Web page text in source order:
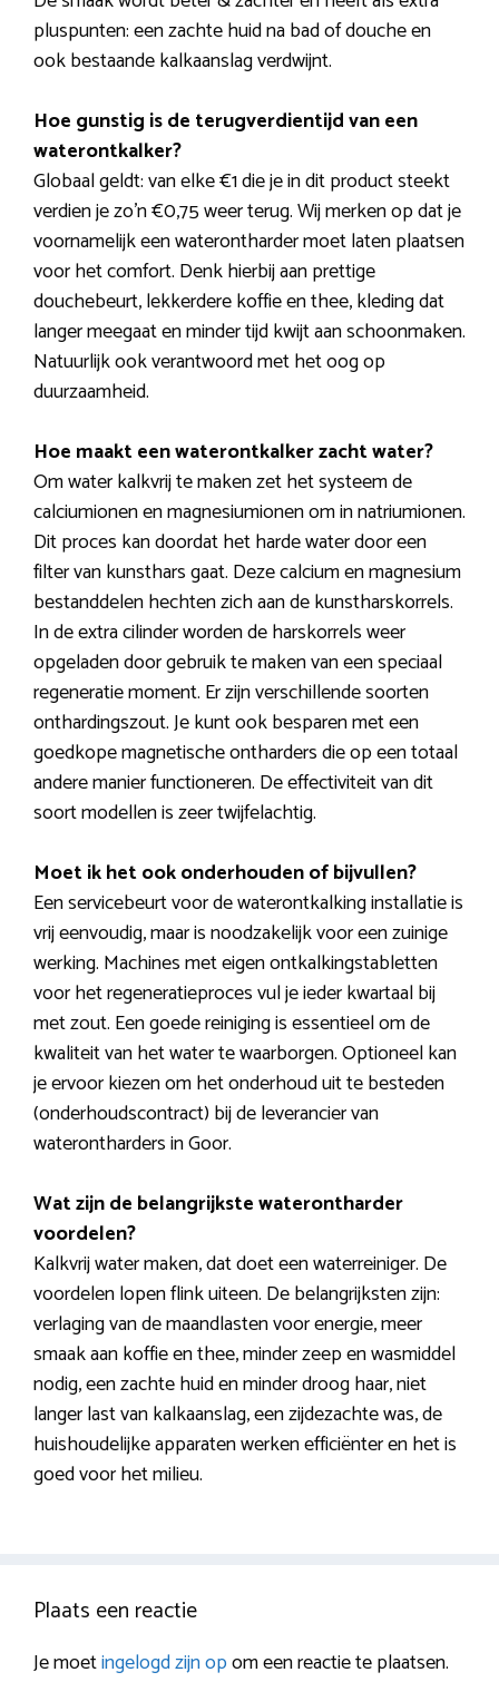
pluspunten: een zachte huid na bad of douche en
ook bestaande kalkaanslag verdwijnt.
Hoe gunstig is de terugverdientijd van een
waterontkalker?
Globaal geldt: van elke €1 die je in dit product steekt
verdien je zo’n €0,75 weer terug. Wij merken op dat je
voornamelijk een waterontharder moet laten plaatsen
voor het comfort. Denk hierbij aan prettige
douchebeurt, lekkerdere koffie en thee, kleding dat
langer meegaat en minder tijd kwijt aan schoonmaken.
Natuurlijk ook verantwoord met het oog op
duurzaamheid.
Hoe maakt een waterontkalker zacht water?
Om water kalkvrij te maken zet het systeem de
calciumionen en magnesiumionen om in natriumionen.
Dit proces kan doordat het harde water door een
filter van kunsthars gaat. Deze calcium en magnesium
bestanddelen hechten zich aan de kunstharskorrels.
In de extra cilinder worden de harskorrels weer
opgeladen door gebruik te maken van een speciaal
regeneratie moment. Er zijn verschillende soorten
onthardingszout. Je kunt ook besparen met een
goedkope magnetische ontharders die op een totaal
andere manier functioneren. De effectiviteit van dit
soort modellen is zeer twijfelachtig.
Moet ik het ook onderhouden of bijvullen?
Een servicebeurt voor de waterontkalking installatie is
vrij eenvoudig, maar is noodzakelijk voor een zuinige
werking. Machines met eigen ontkalkingstabletten
voor het regeneratieproces vul je ieder kwartaal bij
met zout. Een goede reiniging is essentieel om de
kwaliteit van het water te waarborgen. Optioneel kan
je ervoor kiezen om het onderhoud uit te besteden
(onderhoudscontract) bij de leverancier van
waterontharders in Goor.
Wat zijn de belangrijkste waterontharder
voordelen?
Kalkvrij water maken, dat doet een waterreiniger. De
voordelen lopen flink uiteen. De belangrijksten zijn:
verlaging van de maandlasten voor energie, meer
smaak aan koffie en thee, minder zeep en wasmiddel
nodig, een zachte huid en minder droog haar, niet
langer last van kalkaanslag, een zijdezachte was, de
huishoudelijke apparaten werken efficiënter en het is
goed voor het milieu.
Plaats een reactie
Je moetingelogd zijn opom een reactie te plaatsen.